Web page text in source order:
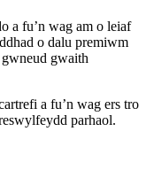
a fu’n wag am o leiaf
o dalu premiwm
gwaith
a fu’n wag ers tro
parhaol.